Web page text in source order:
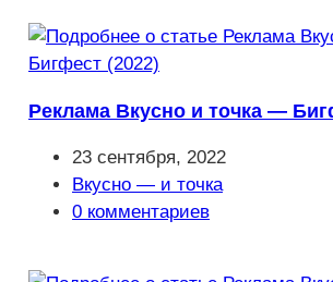
Реклама Вкусно и точка —
Запись
опубликована:
23 сентября, 2022
Рубрика
записи:
Вкусно — и точка
Комментарии
0 комментариев